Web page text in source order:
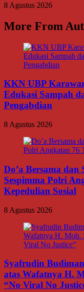
8 Agustus 2026
More From
KKN UBP
Edukasi Sampah
Pengabdian
8 Agustus 2026
Do’a Bersama
Sespimma Polri
Kepedulian Sosial
8 Agustus 2026
Syafrudin
atas Wafatnya H.
“No Viral No